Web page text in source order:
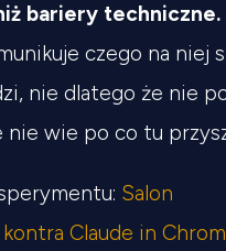
bariery techniczne.
czego na niej
nie dlatego że nie
nie wie po co tu
Salon
Claude in